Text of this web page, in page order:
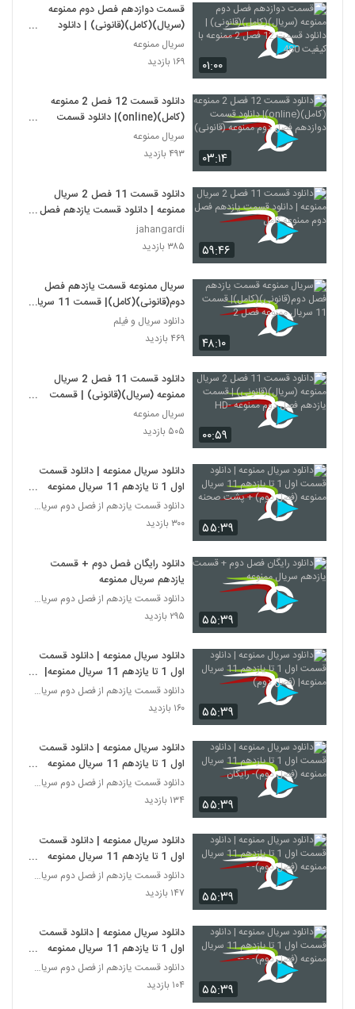
۰۱:۰۰
قسمت دوازدهم فصل دوم ممنوعه
(سریال)(کامل)(قانونی) | دانلود
480
سریال ممنوعه
۱۶۹ بازدید
۰۳:۱۴
دانلود قسمت 12 فصل 2 ممنوعه
(کامل)(online)| دانلود قسمت
دوازدهم فصل دوم ممنوعه (قانونی)
سریال ممنوعه
۴۹۳ بازدید
۵۹:۴۶
دانلود قسمت 11 فصل 2 سریال
ممنوعه | دانلود قسمت یازدهم فصل
دوم ممنوعه کامل
jahangardi
۳۸۵ بازدید
۴۸:۱۰
سریال ممنوعه قسمت یازدهم فصل
دوم(قانونی)(کامل)| قسمت 11 سریال
ممنوعه فصل 2
دانلود سریال و فیلم
۴۶۹ بازدید
۰۰:۵۹
دانلود قسمت 11 فصل 2 سریال
ممنوعه (سریال)(قانونی) | قسمت
یازدهم فصل دوم ممنوعه -HD
سریال ممنوعه
۵۰۵ بازدید
۵۵:۳۹
دانلود سریال ممنوعه | دانلود قسمت
اول 1 تا یازدهم 11 سریال ممنوعه
(فصل دوم) + پشت صحنه
دانلود قسمت یازدهم از فصل دوم سریال ممنوعه
۳۰۰ بازدید
۵۵:۳۹
دانلود رایگان فصل دوم + قسمت
یازدهم سریال ممنوعه
دانلود قسمت یازدهم از فصل دوم سریال ممنوعه
۲۹۵ بازدید
۵۵:۳۹
دانلود سریال ممنوعه | دانلود قسمت
اول 1 تا یازدهم 11 سریال ممنوعه|
(فصل دوم)
دانلود قسمت یازدهم از فصل دوم سریال ممنوعه
۱۶۰ بازدید
۵۵:۳۹
دانلود سریال ممنوعه | دانلود قسمت
اول 1 تا یازدهم 11 سریال ممنوعه
(فصل دوم)- رایگان
دانلود قسمت یازدهم از فصل دوم سریال ممنوعه
۱۳۴ بازدید
۵۵:۳۹
دانلود سریال ممنوعه | دانلود قسمت
اول 1 تا یازدهم 11 سریال ممنوعه
(فصل دوم)- -
دانلود قسمت یازدهم از فصل دوم سریال ممنوعه
۱۴۷ بازدید
۵۵:۳۹
دانلود سریال ممنوعه | دانلود قسمت
اول 1 تا یازدهم 11 سریال ممنوعه
(فصل دوم)- - --
دانلود قسمت یازدهم از فصل دوم سریال ممنوعه
۱۰۴ بازدید